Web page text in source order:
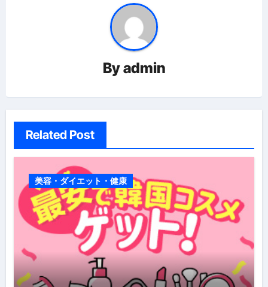
Byadmin
Related Post
美容・ダイエット・健康